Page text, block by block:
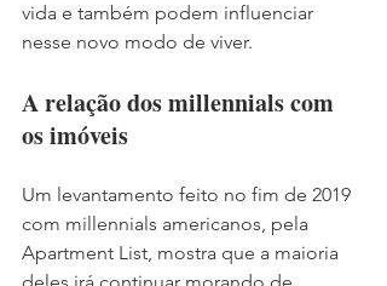
vida e também podem influenciar
nesse novo modo de viver.
A relação dos millennials com
os imóveis
Um levantamento feito no fim de 2019
com millennials americanos, pela
Apartment List, mostra que a maioria